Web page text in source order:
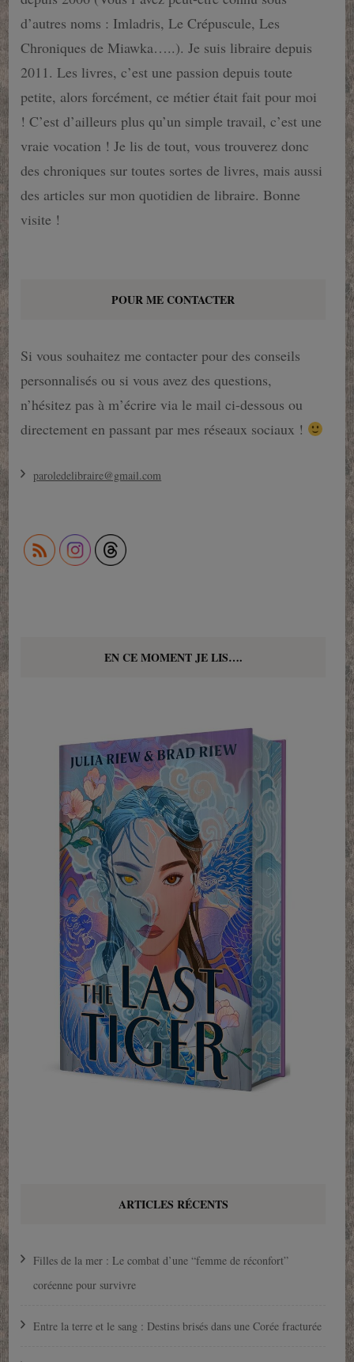
d’autres noms : Imladris, Le Crépuscule, Les
Chroniques de Miawka…..). Je suis libraire depuis
2011. Les livres, c’est une passion depuis toute
petite, alors forcément, ce métier était fait pour moi
! C’est d’ailleurs plus qu’un simple travail, c’est une
vraie vocation ! Je lis de tout, vous trouverez donc
des chroniques sur toutes sortes de livres, mais aussi
des articles sur mon quotidien de libraire. Bonne
visite !
POUR ME CONTACTER
Si vous souhaitez me contacter pour des conseils
personnalisés ou si vous avez des questions,
n’hésitez pas à m’écrire via le mail ci-dessous ou
directement en passant par mes réseaux sociaux !
paroledelibraire@gmail.com
EN CE MOMENT JE LIS….
ARTICLES RÉCENTS
Filles de la mer : Le combat d’une “femme de réconfort”
coréenne pour survivre
Entre la terre et le sang : Destins brisés dans une Corée fracturée